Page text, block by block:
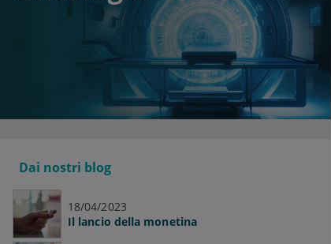
Dai nostri blog
18/04/2023
Il lancio della monetina